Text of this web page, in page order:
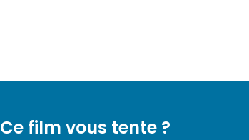
Ce film vous tente ?